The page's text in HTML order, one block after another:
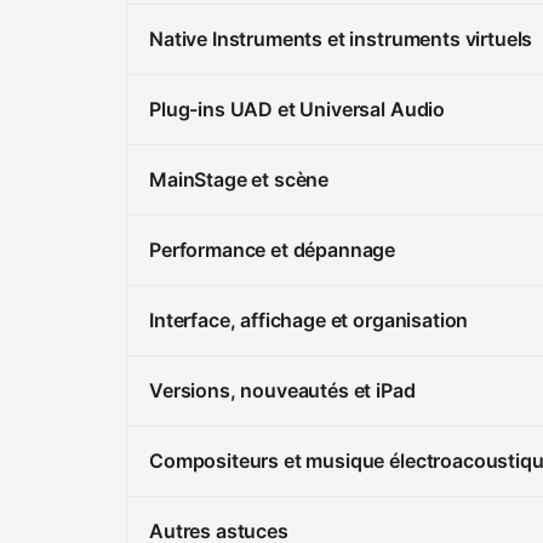
Native Instruments et instruments virtuels
Plug-ins UAD et Universal Audio
MainStage et scène
Performance et dépannage
Interface, affichage et organisation
Versions, nouveautés et iPad
Compositeurs et musique
Autres astuces